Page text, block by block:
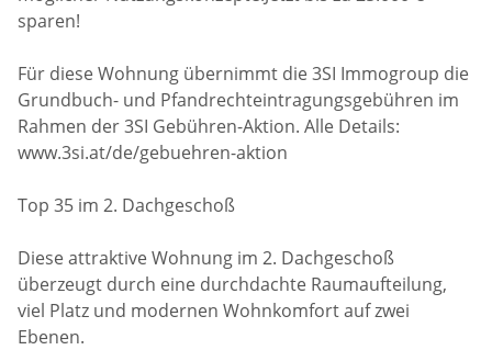
sparen!
Für diese Wohnung übernimmt die 3SI Immogroup die
Grundbuch- und Pfandrechteintragungsgebühren im
Rahmen der 3SI Gebühren-Aktion. Alle Details:
www.3si.at/de/gebuehren-aktion
Top 35 im 2. Dachgeschoß
Diese attraktive Wohnung im 2. Dachgeschoß
überzeugt durch eine durchdachte Raumaufteilung,
viel Platz und modernen Wohnkomfort auf zwei
Ebenen.